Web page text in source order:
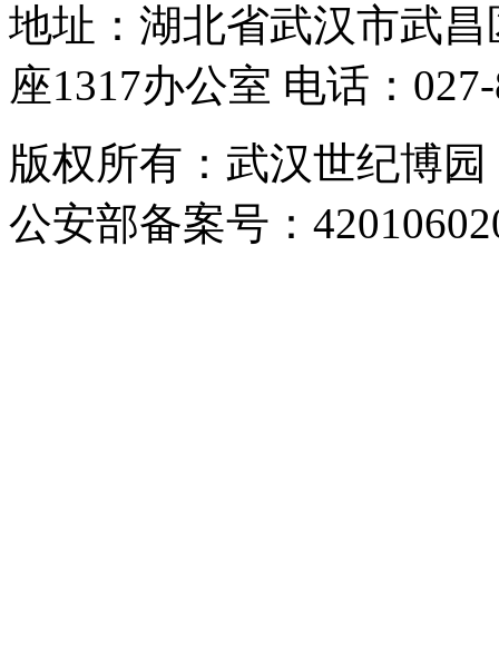
地址：湖北省武汉市武
座1317办公室 电话：
版权所有：武汉世纪博园
公安部备案号：